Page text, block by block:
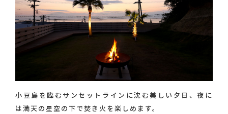
小豆島を臨むサンセットラインに沈む美しい夕日、夜に
は満天の星空の下で焚き火を楽しめます。